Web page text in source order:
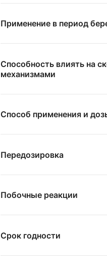
Применение в период
Способность влиять на
механизмами
Способ применения и
Передозировка
Побочные реакции
Срок годности